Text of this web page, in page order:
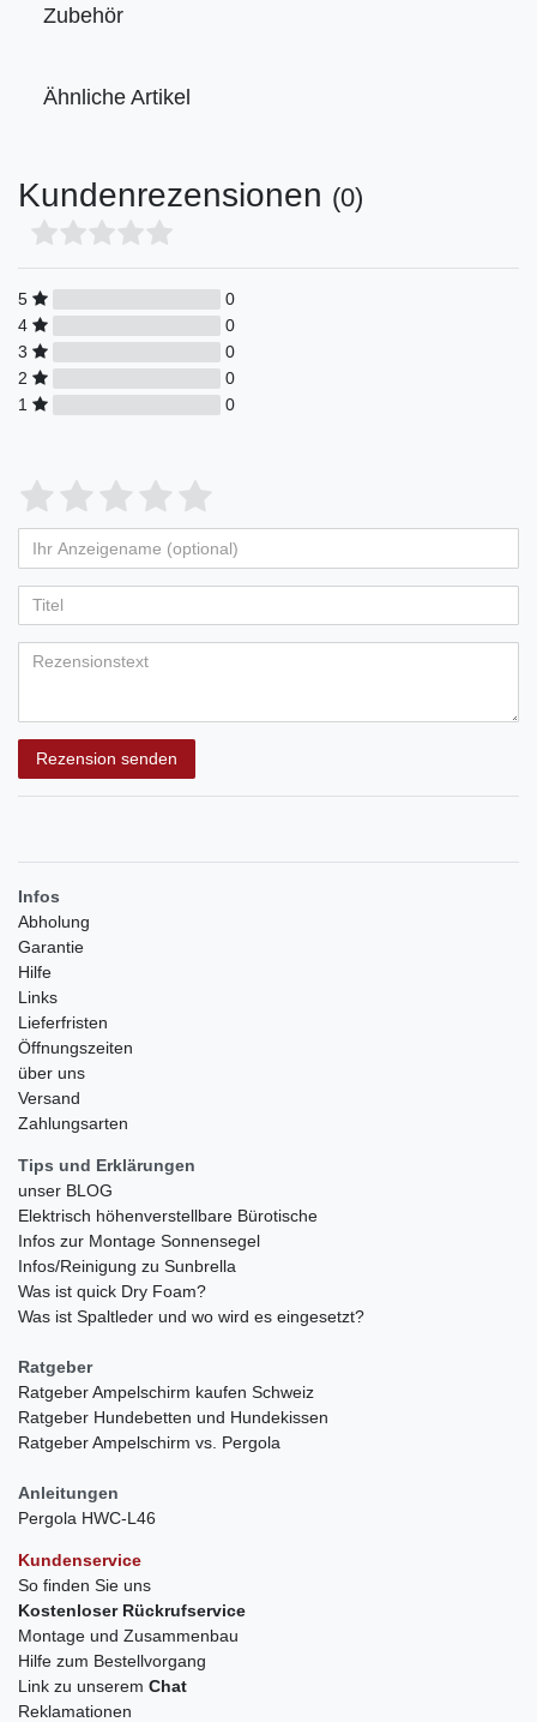
Zubehör
Ähnliche Artikel
Kundenrezensionen (0)
5
0
4
0
3
0
2
0
1
0
Bewertungssterne
von
5
Bewertungssternen
4
von
5
Bewertungssternen
3
von
5
Bewertungssternen
2
von
5
Bewertungssternen
1
von
5
Bewertungssternen
Anzeigename
(optional)
Rezension senden
Infos
Abholung
Garantie
Hilfe
Links
Lieferfristen
Öffnungszeiten
über uns
Versand
Zahlungsarten
Tips und Erklärungen
unser BLOG
Elektrisch höhenverstellbare Bürotische
Infos zur Montage Sonnensegel
Infos/Reinigung zu Sunbrella
Was ist quick Dry Foam?
Was ist Spaltleder und wo wird es eingesetzt?
Ratgeber
Ratgeber Ampelschirm kaufen Schweiz
Ratgeber Hundebetten und Hundekissen
Ratgeber Ampelschirm vs. Pergola
Anleitungen
Pergola HWC-L46
Kundenservice
So finden Sie uns
Kostenloser Rückrufservice
Montage und Zusammenbau
Hilfe zum Bestellvorgang
Link zu unserem Chat
Reklamationen